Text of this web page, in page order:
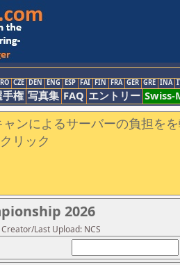
CZE DEN ENG ESP FAI FIN FRA GER GRE INA
手権 写真集 FAQ エントリー
ンによるサーバーの負担を
リック
2026
Last Upload: NCS